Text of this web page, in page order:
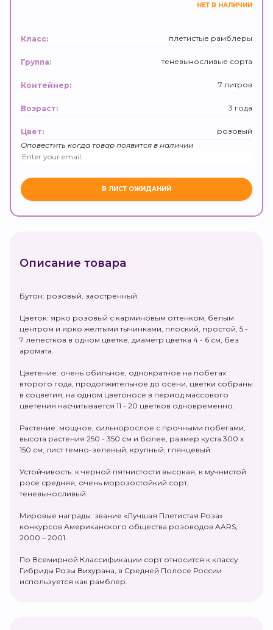
НЕТ В НАЛИЧИИ
Класс: плетистые рамблеры
Группа: теневыносливые сорта
Контейнер: 7 литров
Возраст: 3 года
Цвет:
розовый
Оповестить когда товар появится в наличии
Описание товара
Бутон: розовый, заостренный.
Цветок: ярко розовый с карминовым оттенком, белым
центром и ярко желтыми тычинками, плоский, простой, 5 -
7 лепестков в одном цветке, диаметр цветка 4 - 6 см, без
аромата.
Цветение: очень обильное, однократное на побегах
второго года, продолжительное до осени, цветки собраны
в соцветия, на одном цветоносе в период массового
цветения насчитывается 11 - 20 цветков одновременно.
Растение: мощное, сильнорослое с прочными побегами,
высота растения 250 - 350 см и более, размер куста 300 х
150 см, лист темно-зеленый, крупный, глянцевый.
Устойчивость: к черной пятнистости высокая, к мучнистой
росе средняя, очень морозостойкий сорт,
теневыносливый.
Мировые награды: звание «Лучшая Плетистая Роза»
конкурсов Американского общества розоводов AARS,
2000 – 2001.
По Всемирной Классификации сорт относится к классу
Гибриды Розы Вихурана, в Средней Полосе России
используется как рамблер.